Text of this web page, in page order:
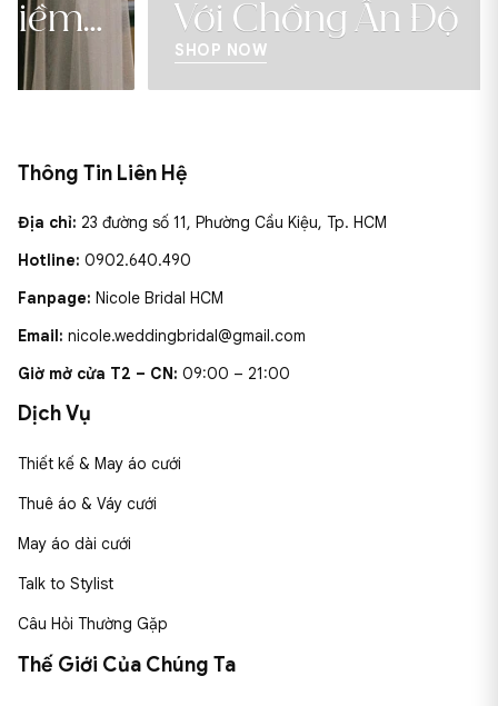
Với Chồng Ấn Độ
SHOP NOW
Thông Tin Liên Hệ
Địa chỉ: 23 đường số 11, Phường Cầu Kiệu, Tp. HCM
Hotline: 0902.640.490
Fanpage: Nicole Bridal HCM
Email: nicole.weddingbridal@gmail.com
Giờ mở cửa T2 – CN: 09:00 – 21:00
Dịch Vụ
Thiết kế & May áo cưới
Thuê áo & Váy cưới
May áo dài cưới
Talk to Stylist
Câu Hỏi Thường Gặp
Thế Giới Của Chúng Ta